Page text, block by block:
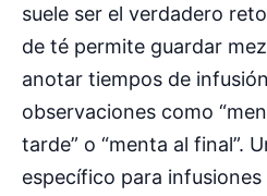
suele ser el verdadero
de té permite guardar
anotar tiempos de
observaciones como
tarde” o “menta al final”.
específico para infusiones